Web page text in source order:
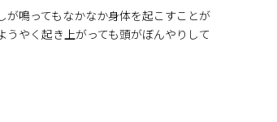
が鳴ってもなかなか身体を起こすことが
うやく起き上がっても頭がぼんやりして